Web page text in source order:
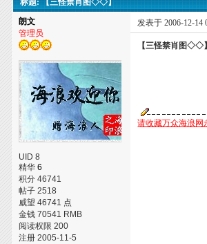
标题: 【三怪禁肖图◇◇】
朗文
管理员
UID 8
精华6
积分 46741
帖子 2518
威望 46741 点
金钱 70541 RMB
阅读权限 200
注册 2005-11-5
发表于 2006-12-14
【三怪禁肖图◇◇】
请收藏万众海浪